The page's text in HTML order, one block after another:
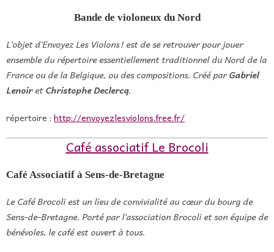
Bande de violoneux du Nord
L’objet d’Envoyez Les Violons ! est de se retrouver pour jouer
ensemble du répertoire essentiellement traditionnel du Nord de la
France ou de la Belgique, ou des compositions. Créé parGabriel
LenoiretChristophe Declercq.
répertoire : http://envoyezlesviolons.free.fr/
Café associatif Le Brocoli
Café Associatif à Sens-de-Bretagne
Le Café Brocoli est un lieu de convivialité au cœur du bourg de
Sens-de-Bretagne. Porté par l’association Brocoli et son équipe de
bénévoles, le café est ouvert à tous.